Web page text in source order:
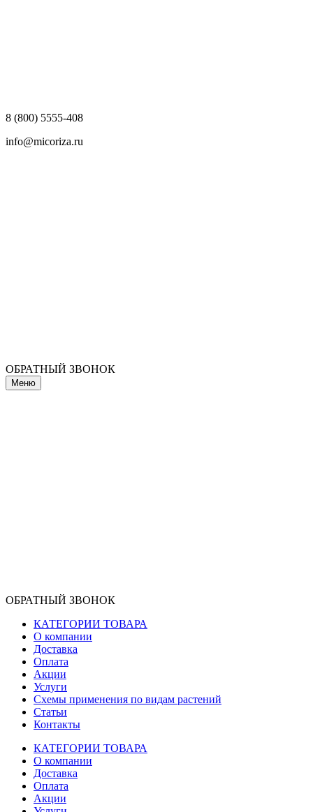
8 (800) 5555-408
info@micoriza.ru
ОБРАТНЫЙ ЗВОНОК
Меню
ОБРАТНЫЙ ЗВОНОК
КАТЕГОРИИ ТОВАРА
О компании
Доставка
Оплата
Акции
Услуги
Схемы применения по видам растений
Статьи
Контакты
КАТЕГОРИИ ТОВАРА
О компании
Доставка
Оплата
Акции